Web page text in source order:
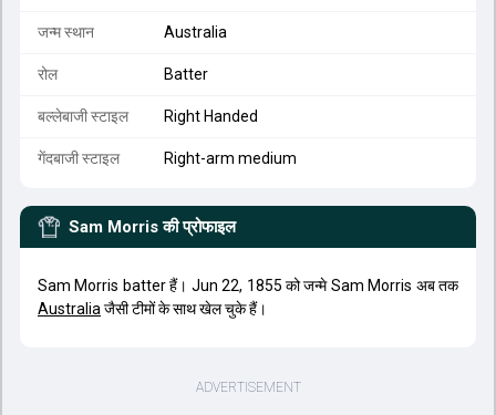
जन्म स्थान Australia
रोल Batter
बल्लेबाजी स्टाइल Right Handed
गेंदबाजी स्टाइल Right-arm medium
Sam Morris की प्रोफाइल
Sam Morris batter हैं। Jun 22, 1855 को जन्मे Sam Morris अब तक
Australia जैसी टीमों के साथ खेल चुके हैं।